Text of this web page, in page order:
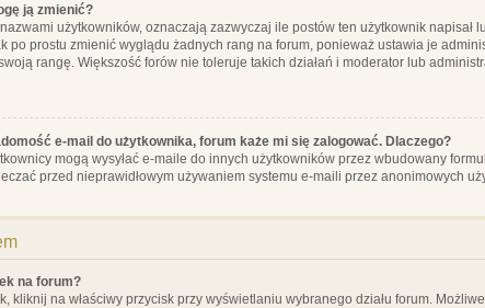
ją zmienić?
użytkowników, oznaczają zazwyczaj ile postów ten użytkownik napisał
po prostu zmienić wyglądu żadnych rang na forum, ponieważ ustawia je
rangę. Większość forów nie toleruje takich działań i moderator lub
e-mail do użytkownika, forum każe mi się zalogować. Dlaczego?
mogą wysyłać e-maile do innych użytkowników przez wbudowany
przed nieprawidłowym używaniem systemu e-maili przez anonimowych
na forum?
kliknij na właściwy przycisk przy wyświetlaniu wybranego działu forum.